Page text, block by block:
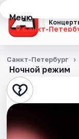
Меню
Санкт-
Концерты
Театр
Стендап
Выставки
Ночной режим
Санкт-Петербург